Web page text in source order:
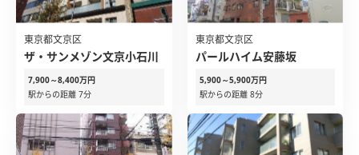
東京都文京区
ザ・サンメゾン文京小石川
7,900～8,400万円
駅からの距離 7分
東京都文京区
パールハイム安藤坂
5,900～5,900万円
駅からの距離 8分